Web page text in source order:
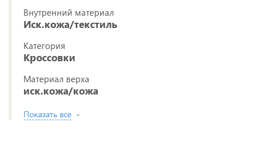
Внутренний материал
Иск.кожа/текстиль
Категория
Кроссовки
Материал верха
иск.кожа/кожа
Показать все